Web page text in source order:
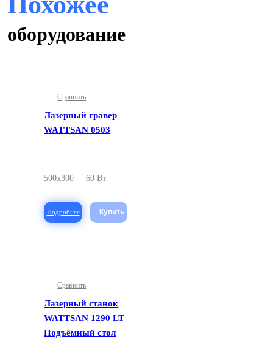
оборудование
Сравнить
Лазерный гравер
WATTSAN 0503
500x300 60 Вт
Подробнее
Сравнить
Лазерный станок
WATTSAN 1290 LT
Подъёмный стол